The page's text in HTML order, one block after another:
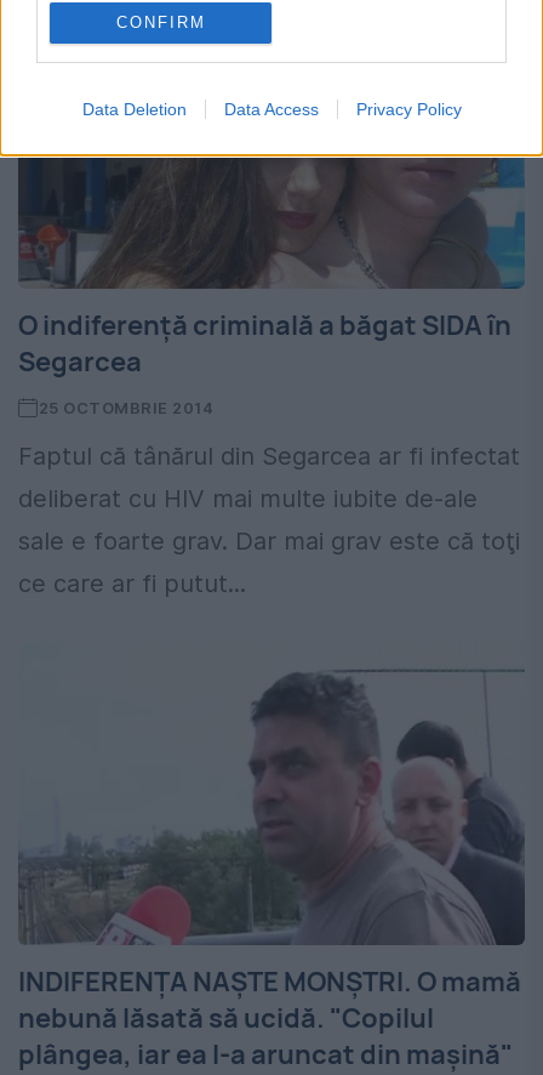
CONFIRM
Data Deletion Data Access Privacy Policy
O indiferenţă criminală a băgat SIDA în
Segarcea
25 OCTOMBRIE 2014
Faptul că tânărul din Segarcea ar fi infectat
deliberat cu HIV mai multe iubite de-ale
sale e foarte grav. Dar mai grav este că toţi
ce care ar fi putut...
INDIFERENŢA NAŞTE MONŞTRI. O mamă
nebună lăsată să ucidă. "Copilul
plângea, iar ea l-a aruncat din maşină"